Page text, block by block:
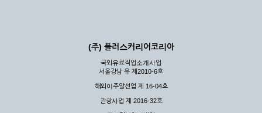
(주) 플러스커리어코리아
국외유료직업소개사업
서울강남 유 제2010-6호
해외이주알선업 제 16-04호
관광사업 제 2016-32호